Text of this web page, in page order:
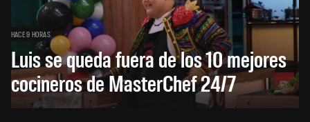
HACE 9 HORAS
Luis se queda fuera de los 10 mejores
cocineros de MasterChef 24/7